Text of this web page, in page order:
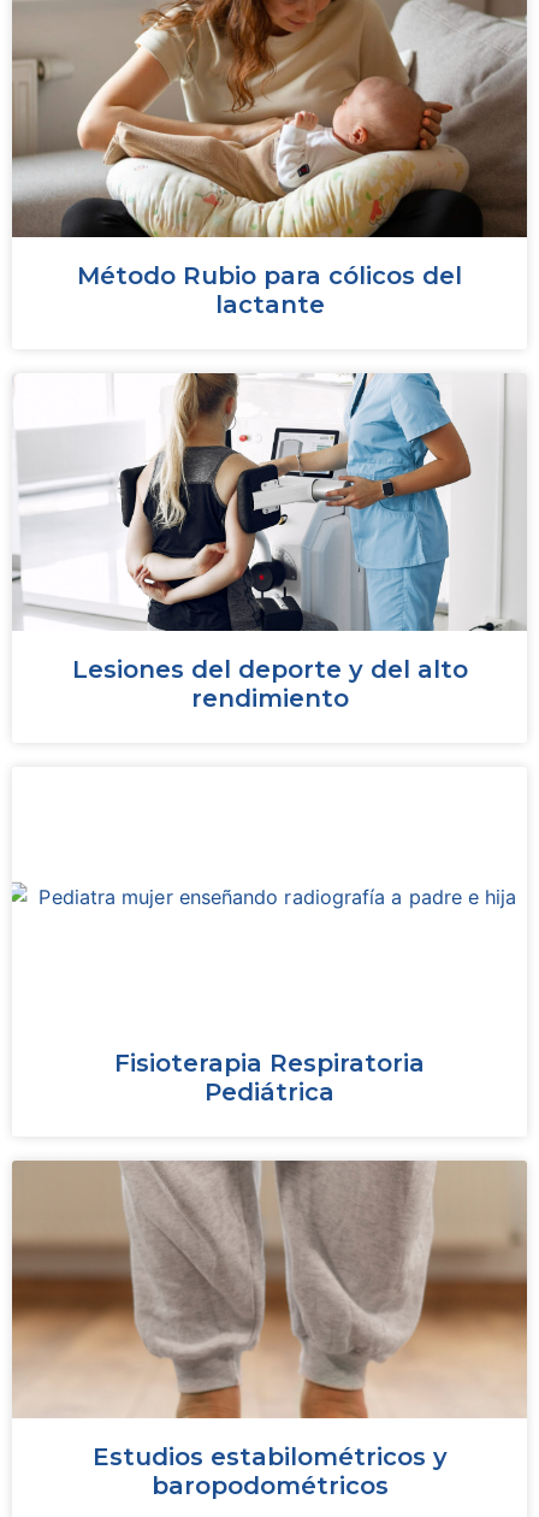
Método Rubio para cólicos del
lactante
Lesiones del deporte y del alto
rendimiento
Fisioterapia Respiratoria
Pediátrica
Estudios estabilométricos y
baropodométricos